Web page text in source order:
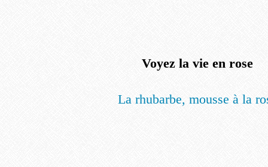
Voyez la vie en rose
La rhubarbe, mousse à la